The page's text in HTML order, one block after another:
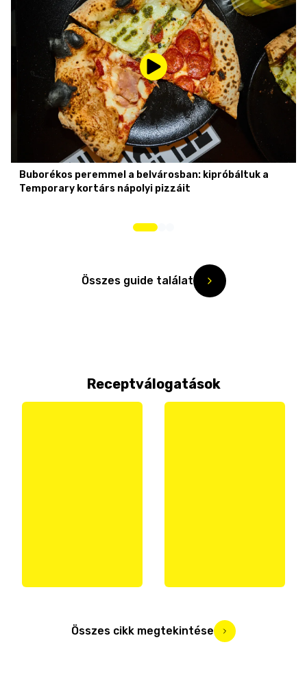
Buborékos peremmel a belvárosban: kipróbáltuk a
Temporary kortárs nápolyi pizzáit
Összes guide találat
Receptválogatások
Összes cikk megtekintése